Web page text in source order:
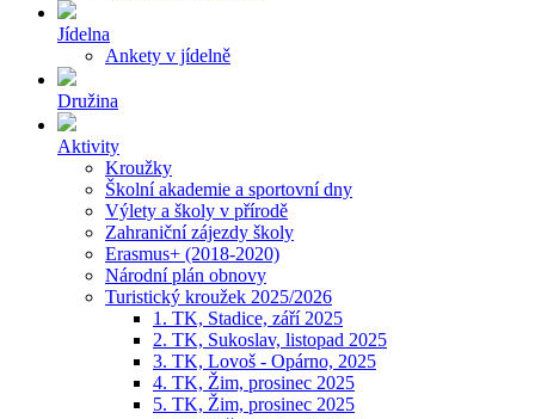
Jídelna
Ankety v jídelně
Družina
Aktivity
Kroužky
Školní akademie a sportovní dny
Výlety a školy v přírodě
Zahraniční zájezdy školy
Erasmus+ (2018-2020)
Národní plán obnovy
Turistický kroužek 2025/2026
1. TK, Stadice, září 2025
2. TK, Sukoslav, listopad 2025
3. TK, Lovoš - Opárno, 2025
4. TK, Žim, prosinec 2025
5. TK, Žim, prosinec 2025